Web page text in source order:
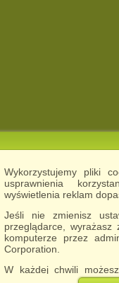
Wykorzystujemy pliki
usprawnienia
wyświetlenia reklam
Jeśli nie zmienisz
przeglądarce,
komputerze przez
Corporation.
W każdej chwili
cookies w swojej